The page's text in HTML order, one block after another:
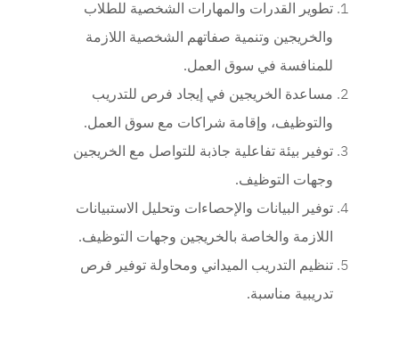
تطوير القدرات والمهارات الشخصية للطلاب
والخريجين وتنمية صفاتهم الشخصية اللازمة
للمنافسة في سوق العمل.
مساعدة الخريجين في إيجاد فرص للتدريب
والتوظيف، وإقامة شراكات مع سوق العمل.
توفير بيئة تفاعلية جاذبة للتواصل مع الخريجين
وجهات التوظيف.
توفير البيانات والإحصاءات وتحليل الاستبيانات
اللازمة والخاصة بالخريجين وجهات التوظيف.
تنظيم التدريب الميداني ومحاولة توفير فرص
تدريبية مناسبة.